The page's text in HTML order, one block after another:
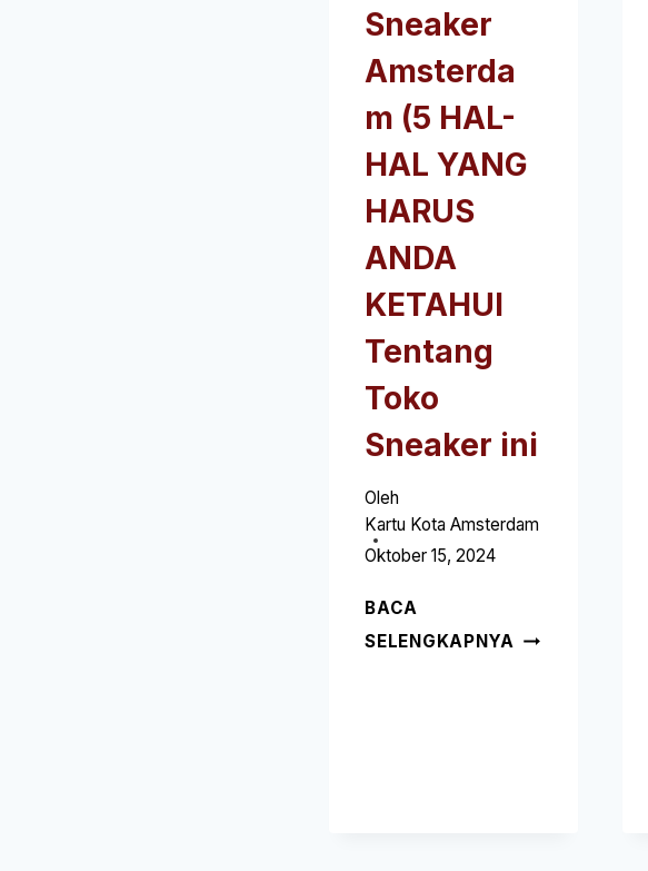
Sneaker
Amsterda
m (5 HAL-
HAL YANG
HARUS
ANDA
KETAHUI
Tentang
Toko
Sneaker ini
Oleh
Kartu Kota Amsterdam
Oktober 15, 2024
BACA
SELENGKAPNYA DISTRIK